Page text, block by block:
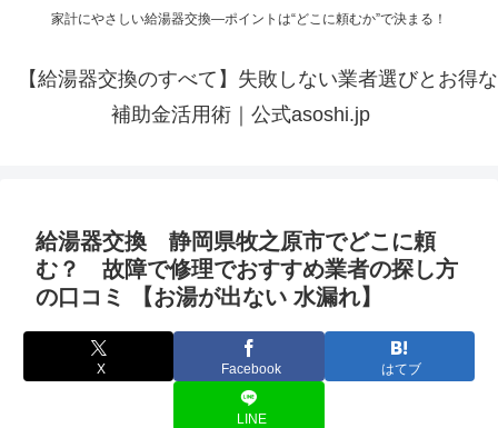
家計にやさしい給湯器交換—ポイントは“どこに頼むか”で決まる！
【給湯器交換のすべて】失敗しない業者選びとお得な
補助金活用術｜公式asoshi.jp
給湯器交換 静岡県牧之原市でどこに頼
む？ 故障で修理でおすすめ業者の探し方
の口コミ 【お湯が出ない 水漏れ】
X Facebook はてブ
LINE